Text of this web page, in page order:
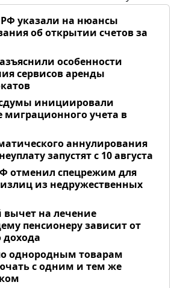
указали на нюансы
об открытии счетов за
особенности
сервисов аренды
инициировали
миграционного учета в
аннулирования
запустят с 10 августа
отменил спецрежим для
из недружественных
на лечение
пенсионеру зависит от
дохода
однородным товарам
с одним и тем же